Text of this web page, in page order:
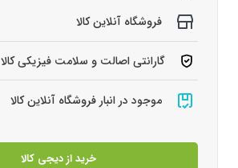
فروشگاه آنلاین کالا
گارانتی اصالت و سلامت فیزیکی کالا
موجود در انبار فروشگاه آنلاین کالا
خرید از دیجی کالا